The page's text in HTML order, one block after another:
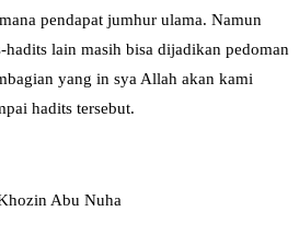
pendapat jumhur ulama. Namun
lain masih bisa dijadikan pedoman
yang in sya Allah akan kami
hadits tersebut.
Abu Nuha